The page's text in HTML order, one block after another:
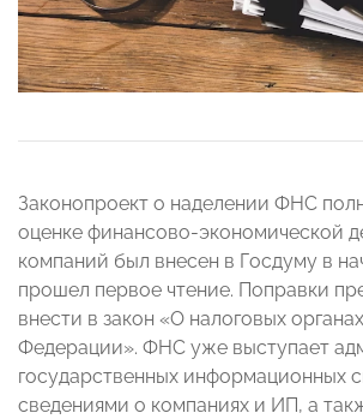
Законопроект о наделении ФНС
оценке финансово-экономической
компаний был внесен в Госдуму в
прошел первое чтение. Поправки
внести в закон «О налоговых
Федерации». ФНС уже выступает
государственных информационных
сведениями о компаниях и ИП, а